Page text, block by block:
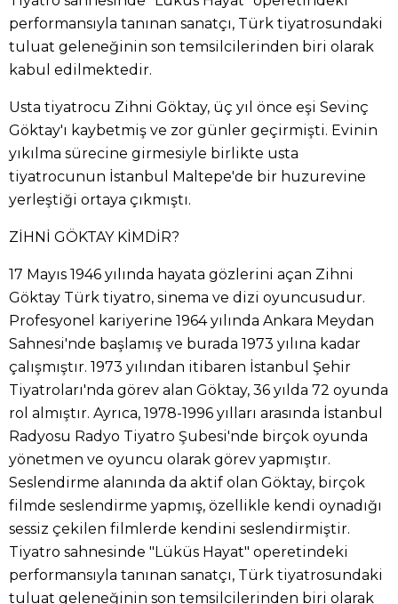
performansıyla tanınan sanatçı, Türk tiyatrosundaki
tuluat geleneğinin son temsilcilerinden biri olarak
kabul edilmektedir.
Usta tiyatrocu Zihni Göktay, üç yıl önce eşi Sevinç
Göktay'ı kaybetmiş ve zor günler geçirmişti. Evinin
yıkılma sürecine girmesiyle birlikte usta
tiyatrocunun İstanbul Maltepe'de bir huzurevine
yerleştiği ortaya çıkmıştı.
ZİHNİ GÖKTAY KİMDİR?
17 Mayıs 1946 yılında hayata gözlerini açan Zihni
Göktay Türk tiyatro, sinema ve dizi oyuncusudur.
Profesyonel kariyerine 1964 yılında Ankara Meydan
Sahnesi'nde başlamış ve burada 1973 yılına kadar
çalışmıştır. 1973 yılından itibaren İstanbul Şehir
Tiyatroları'nda görev alan Göktay, 36 yılda 72 oyunda
rol almıştır. Ayrıca, 1978-1996 yılları arasında İstanbul
Radyosu Radyo Tiyatro Şubesi'nde birçok oyunda
yönetmen ve oyuncu olarak görev yapmıştır.
Seslendirme alanında da aktif olan Göktay, birçok
filmde seslendirme yapmış, özellikle kendi oynadığı
sessiz çekilen filmlerde kendini seslendirmiştir.
Tiyatro sahnesinde "Lüküs Hayat" operetindeki
performansıyla tanınan sanatçı, Türk tiyatrosundaki
tuluat geleneğinin son temsilcilerinden biri olarak